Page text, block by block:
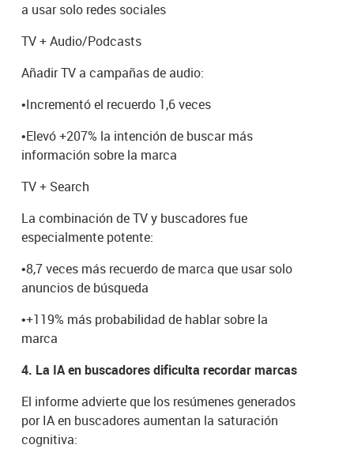
a usar solo redes sociales
TV + Audio/Podcasts
Añadir TV a campañas de audio:
•Incrementó el recuerdo 1,6 veces
•Elevó +207% la intención de buscar más
información sobre la marca
TV + Search
La combinación de TV y buscadores fue
especialmente potente:
•8,7 veces más recuerdo de marca que usar solo
anuncios de búsqueda
•+119% más probabilidad de hablar sobre la
marca
4. La IA en buscadores dificulta recordar marcas
El informe advierte que los resúmenes generados
por IA en buscadores aumentan la saturación
cognitiva: